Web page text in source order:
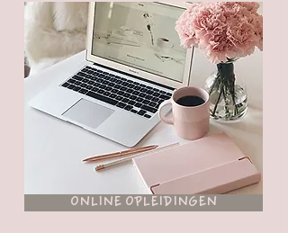
ONLINE OPLEIDINGEN